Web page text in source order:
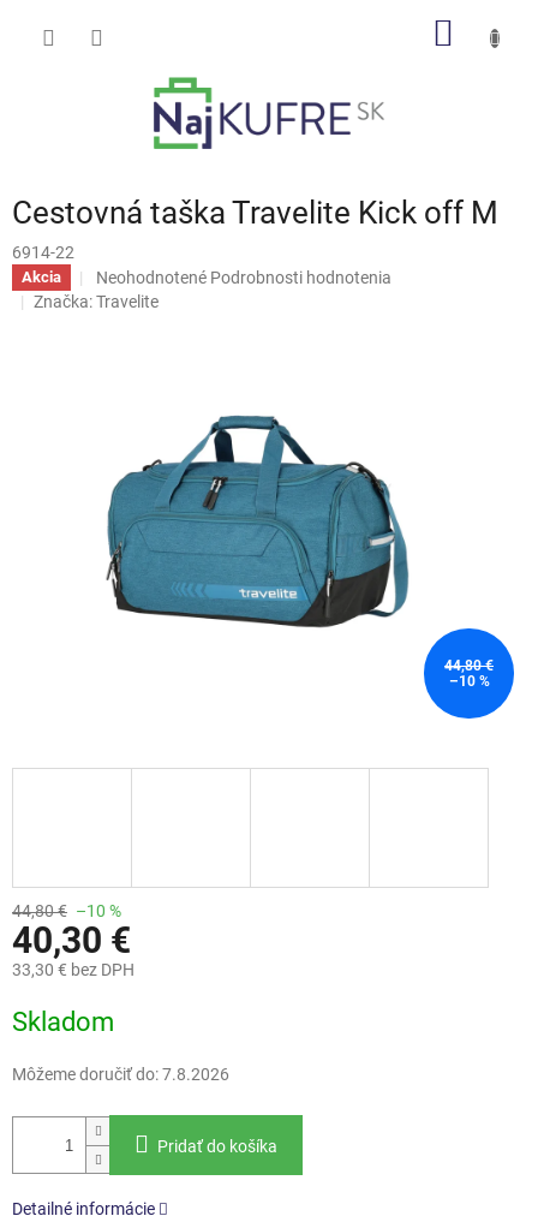
Cestovná taška Travelite Kick off M
6914-22
Akcia
Priemerné
hodnotenie
Neohodnotené Podrobnosti hodnotenia
Značka:Travelite
44,80 €
–10 %
44,80 € –10 %
40,30 €
33,30 € bez DPH
cena:
Skladom
Môžeme doručiť do:7.8.2026
Pridať do košíka
Detailné informácie